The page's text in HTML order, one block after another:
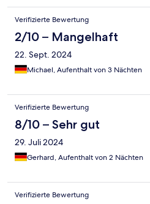
Verifizierte Bewertung
2/10 – Mangelhaft
22. Sept. 2024
Michael, Aufenthalt von 3 Nächten
Verifizierte Bewertung
8/10 – Sehr gut
29. Juli 2024
Gerhard, Aufenthalt von 2 Nächten
Verifizierte Bewertung